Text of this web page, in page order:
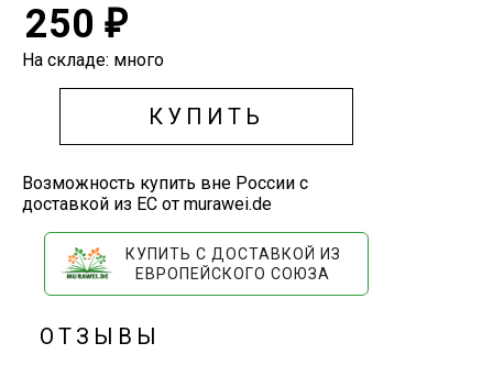
250 ₽
На складе: много
КУПИТЬ
Возможность купить вне России с
доставкой из ЕС от murawei.de
КУПИТЬ С ДОСТАВКОЙ ИЗ
ЕВРОПЕЙСКОГО СОЮЗА
ОТЗЫВЫ